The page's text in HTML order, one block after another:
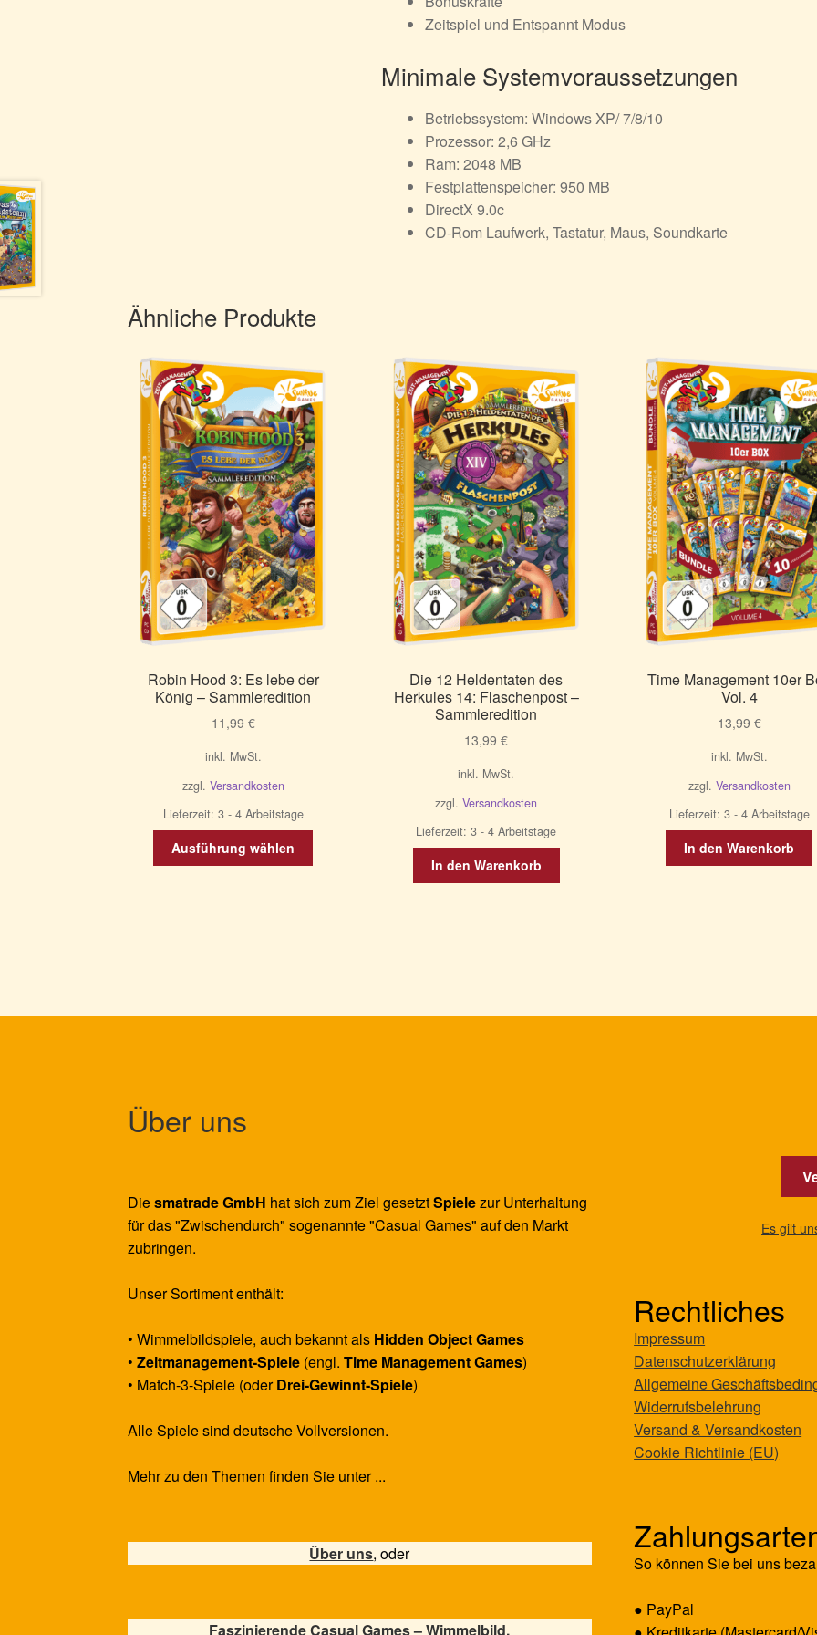
Zeitspiel und Entspannt Modus
Minimale Systemvoraussetzungen
Betriebssystem: Windows XP/ 7/8/10
Prozessor: 2,6 GHz
Ram: 2048 MB
Festplattenspeicher: 950 MB
DirectX 9.0c
CD-Rom Laufwerk, Tastatur, Maus, Soundkarte
Ähnliche Produkte
Robin Hood 3: Es lebe der
König – Sammleredition
11,99 €
inkl. MwSt.
zzgl. Versandkosten
Lieferzeit: 3 - 4 Arbeitstage
Ausführung wählen
auf
Die 12 Heldentaten des
Herkules 14: Flaschenpost –
Sammleredition
13,99€
inkl. MwSt.
zzgl.Versandkosten
Lieferzeit:3 - 4 Arbeitstage
In den Warenkorb
Time Management 10er
Vol. 4
13,99 €
inkl. MwSt.
zzgl. Versandkosten
Lieferzeit: 3 - 4 Arbeitstage
In den Warenkorb
Über uns
Diesmatrade GmbH hat sich zum Ziel gesetztSpielezur Unterhaltung
für das "Zwischendurch" sogenannte "Casual Games" auf den Markt
zubringen.
Unser Sortiment enthält:
• Wimmelbildspiele, auch bekannt als Hidden Object Games
•Zeitmanagement-Spiele (engl.Time Management Games)
• Match-3-Spiele (oderDrei-Gewinnt-Spiele)
Alle Spiele sind deutsche Vollversionen.
Mehr zu den Themen finden Sie unter ...
Über uns, oder
Faszinierende Casual Games – Wimmelbild,
Es gilt
Rechtliches
Impressum
Datenschutzerklärung
Allgemeine
Widerrufsbelehrung
Versand & Versandkosten
Cookie Richtlinie (EU)
So können Sie bei uns
● PayPal